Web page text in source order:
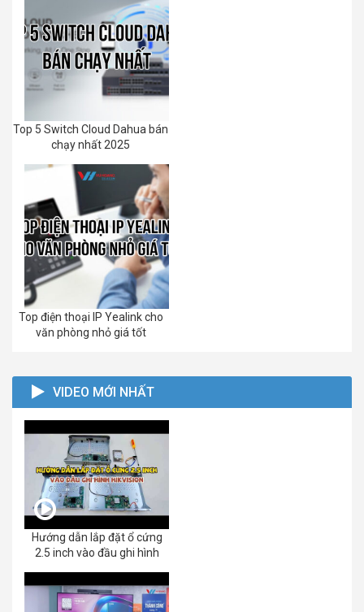
Top 5 Switch Cloud Dahua bán
chạy nhất 2025
Top điện thoại IP Yealink cho
văn phòng nhỏ giá tốt
VIDEO MỚI NHẤT
Hướng dẫn lắp đặt ổ cứng
2.5 inch vào đầu ghi hình